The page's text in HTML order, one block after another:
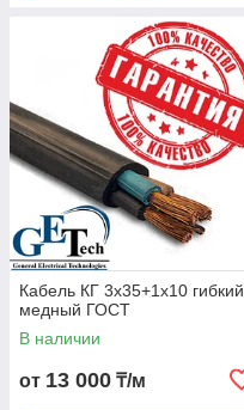
Кабель КГ 3х35+1х10 гибкий
медный ГОСТ
В наличии
от 13 000 ₸/м